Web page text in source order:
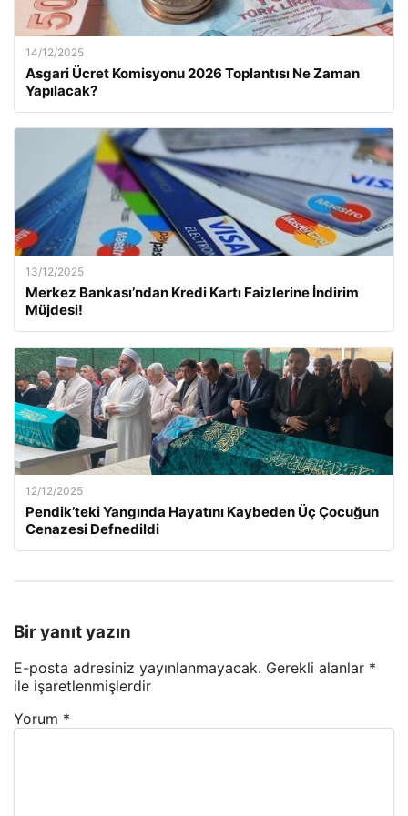
14/12/2025
Asgari Ücret Komisyonu 2026 Toplantısı Ne Zaman
Yapılacak?
13/12/2025
Merkez Bankası’ndan Kredi Kartı Faizlerine İndirim
Müjdesi!
12/12/2025
Pendik’teki Yangında Hayatını Kaybeden Üç Çocuğun
Cenazesi Defnedildi
Bir yanıt yazın
E-posta adresiniz yayınlanmayacak. Gerekli alanlar *
ile işaretlenmişlerdir
Yorum *